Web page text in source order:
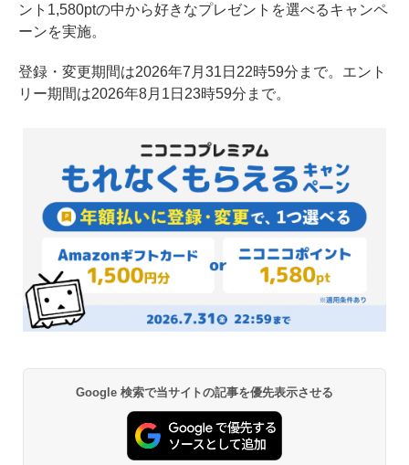
ント1,580ptの中から好きなプレゼントを選べるキャンペ
ーンを実施。
登録・変更期間は2026年7月31日22時59分まで。エント
リー期間は2026年8月1日23時59分まで。
Google 検索で当サイトの記事を優先表示させる